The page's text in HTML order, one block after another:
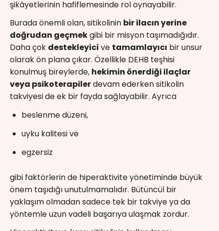
şikâyetlerinin hafiflemesinde rol oynayabilir.
Burada önemli olan, sitikolinin bir ilacın yerine
doğrudan geçmekgibi bir misyon taşımadığıdır.
Daha çok destekleyici ve tamamlayıcı bir unsur
olarak ön plana çıkar. Özellikle DEHB teşhisi
konulmuş bireylerde, hekimin önerdiği ilaçlar
veya psikoterapilerdevam ederken sitikolin
takviyesi de ek bir fayda sağlayabilir. Ayrıca
beslenme düzeni,
uyku kalitesi ve
egzersiz
gibi faktörlerin de hiperaktivite yönetiminde büyük
önem taşıdığı unutulmamalıdır. Bütüncül bir
yaklaşım olmadan sadece tek bir takviye ya da
yöntemle uzun vadeli başarıya ulaşmak zordur.